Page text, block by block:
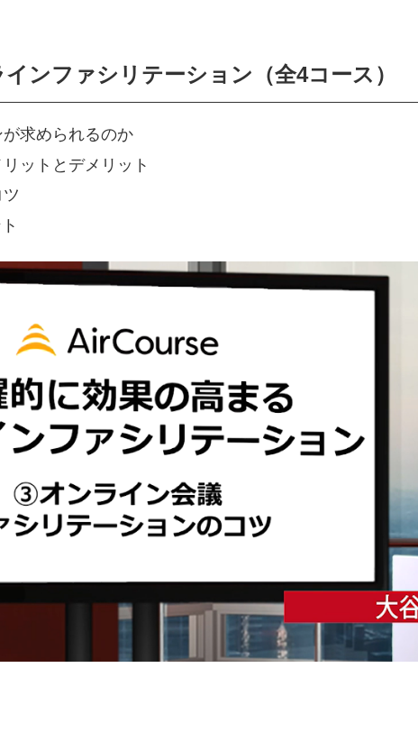
ンファシリテーション（全4コース）
求められるのか
ットとデメリット